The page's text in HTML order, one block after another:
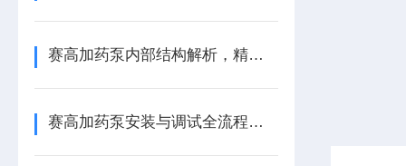
赛高加药泵内部结构解析，精准计量的机械心脏
赛高加药泵安装与调试全流程指南